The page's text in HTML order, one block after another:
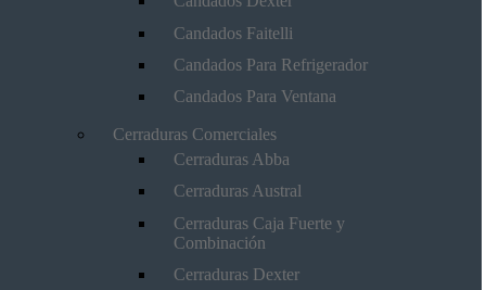
Candados Faitelli
Candados Para Refrigerador
Candados Para Ventana
Cerraduras Comerciales
Cerraduras Abba
Cerraduras Austral
Cerraduras Caja Fuerte y
Combinación
Cerraduras Dexter